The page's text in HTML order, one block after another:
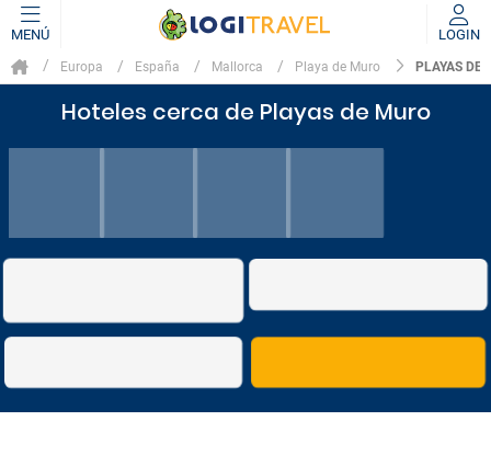
MENÚ LOGIN
Europa España Mallorca Playa de Muro PLAYAS DE
Hoteles cerca de Playas de Muro